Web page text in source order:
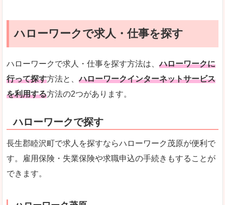
ハローワークで求人・仕事を探す
ハローワークで求人・仕事を探す方法は、ハローワークに
行って探す方法と、ハローワークインターネットサービス
を利用する方法の2つがあります。
ハローワークで探す
長生郡睦沢町で求人を探すならハローワーク茂原が便利で
す。雇用保険・失業保険や求職申込の手続きもすることが
できます。